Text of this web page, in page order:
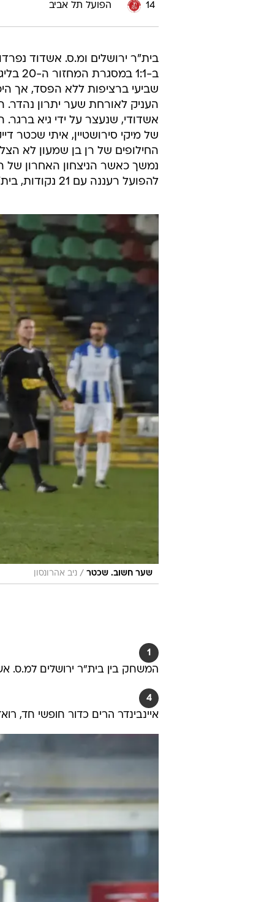
14 הפועל תל אביב
בית"ר ירושלים ומ.ס. אשדוד
ב-
שביעי ברציפות ללא הפסד, אך
אשדודי, שנעצר על ידי גיא
של מיקי סירושטיין, איתי
החילופים של רן בן שמעון לא
להפועל רעננה עם 21 נקודות, בית"ר עם תיקו תשיעי והמון חומר למחשבה לקראת המשך העונה.
שער חשוב. שכטר / ניב אהרונסון
1
המשחק בין בית"ר ירושלים למ.ס.
4
איינבינדר הרים כדור חופשי חד,